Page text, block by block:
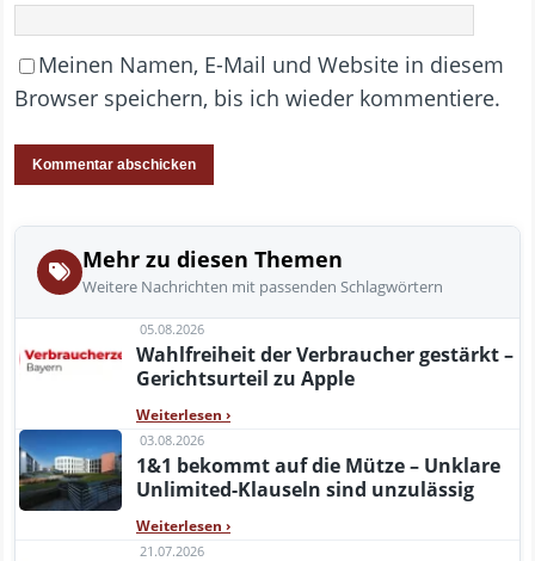
Meinen Namen, E-Mail und Website in diesem
Browser speichern, bis ich wieder kommentiere.
Mehr zu diesen Themen
Weitere Nachrichten mit passenden Schlagwörtern
05.08.2026
Wahlfreiheit der Verbraucher gestärkt –
Gerichtsurteil zu Apple
Weiterlesen ›
03.08.2026
1&1 bekommt auf die Mütze – Unklare
Unlimited-Klauseln sind unzulässig
Weiterlesen ›
21.07.2026